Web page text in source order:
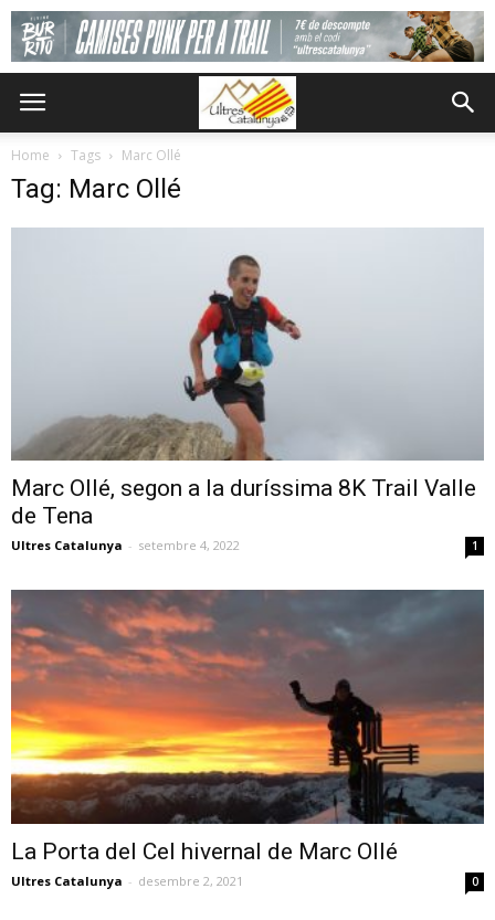
Home Tags Marc Ollé
Tag: Marc Ollé
Marc Ollé, segon a la duríssima 8K Trail Valle
de Tena
Ultres Catalunya - setembre 4, 2022 1
La Porta del Cel hivernal de Marc Ollé
Ultres Catalunya - desembre 2, 2021 0